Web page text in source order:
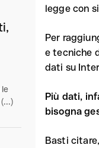
le
legge con
Per
e tecniche
dati su
Più dati,
bisogna
Basti